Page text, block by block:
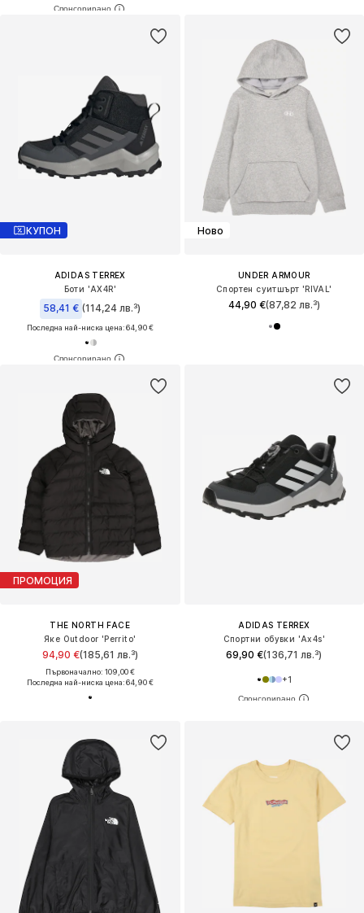
КУПОН
ADIDAS TERREX
Боти 'AX4R'
58,41 € (114,24 лв.³)
Последна най-ниска цена:64,90 €
Ново
UNDER ARMOUR
Спортен суитшърт 'RIVAL'
44,90 €(87,82 лв.³)
ПРОМОЦИЯ
THE NORTH FACE
Яке Outdoor 'Perrito'
94,90 €(185,61 лв.³)
Първоначално: 109,00 €
Последна най-ниска цена:64,90 €
ADIDAS TERREX
Спортни обувки 'Ax4s'
69,90 €(136,71 лв.³)
+1